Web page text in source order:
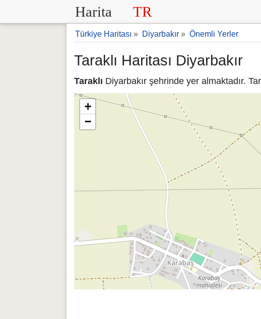
Harita TR
Türkiye Haritası » Diyarbakır » Önemli Yerler
Taraklı Haritası Diyarbakır
Taraklı Diyarbakır şehrinde yer almaktadır.
+
−